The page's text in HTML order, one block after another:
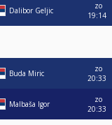
Dalibor Geljic
zo
19:14
Buda Miric
zo
20:33
Malbaša Igor
zo
20:33